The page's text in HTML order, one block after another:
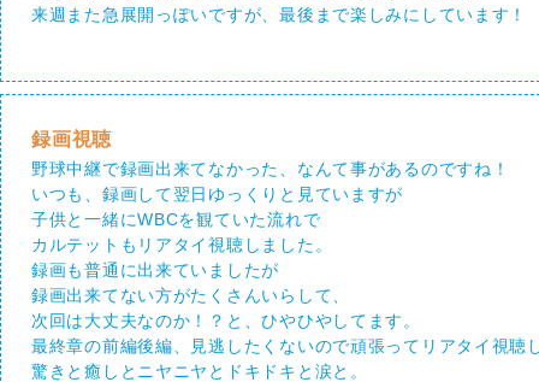
来週また急展開っぽいですが、最後まで楽しみにしています！
録画視聴
野球中継で録画出来てなかった、なんて事があるのですね！
いつも、録画して翌日ゆっくりと見ていますが
子供と一緒にWBCを観ていた流れで
カルテットもリアタイ視聴しました。
録画も普通に出来ていましたが
録画出来てない方がたくさんいらして、
次回は大丈夫なのか！？と、ひやひやしてます。
最終章の前編後編、見逃したくないので頑張ってリアタイ視聴
驚きと癒しとニヤニヤとドキドキと涙と。